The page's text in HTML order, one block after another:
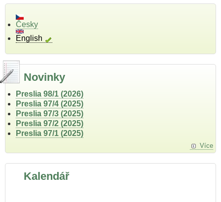
Česky
English
Novinky
Preslia 98/1 (2026)
Preslia 97/4 (2025)
Preslia 97/3 (2025)
Preslia 97/2 (2025)
Preslia 97/1 (2025)
Více
Kalendář